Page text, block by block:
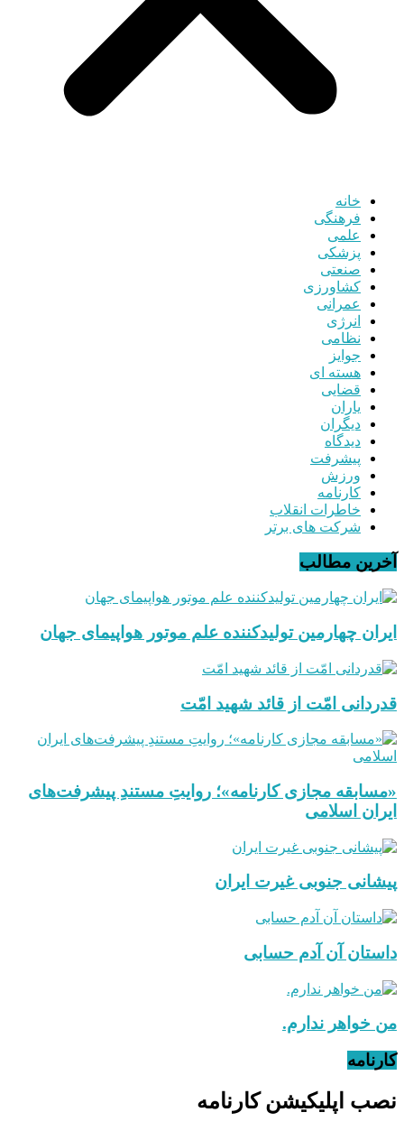
خانه
فرهنگی
علمی
پزشکی
صنعتی
کشاورزی
عمرانی
انرژی
نظامی
جوایز
هسته ای
قضایی
یاران
دیگران
دیدگاه
پیشرفت
ورزش
کارنامه
خاطرات انقلاب
شرکت های برتر
آخرین مطالب
ایران چهارمین تولیدکننده علم موتور هواپیمای جهان
قدردانی امّت از قائد شهید امّت
«مسابقه مجازی کارنامه»؛ روایتِ مستندِ پیشرفت‌های
ایران اسلامی
پیشانی جنوبی غیرت ایران
داستان آن آدم حسابی
من خواهر ندارم.
کارنامه
نصب اپلیکیشن کارنامه